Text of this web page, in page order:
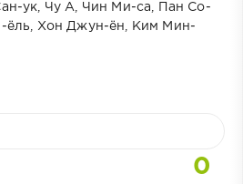
ук, Чу А, Чин Ми-са, Пан Со-
ёль, Хон Джун-ён, Ким Мин-
0